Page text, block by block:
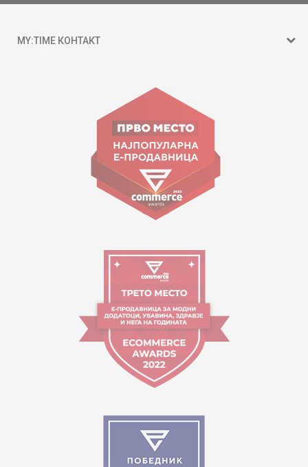
MY:TIME КОНТАКТ
ул. Гоце Николовски бр.74 Скопје
contact@mytime.mk
Работно време:
09:00 до 17:00